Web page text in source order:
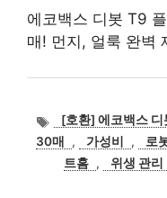
에코백스 디봇 T9
매! 먼지, 얼룩 완벽
태
그
[호환] 에코백스
30매
, 가성비 , 로
트홈 , 위생 관리